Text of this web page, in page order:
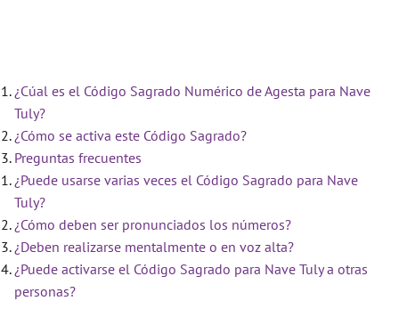
¿Cúal es el Código Sagrado Numérico de Agesta para Nave
Tuly?
¿Cómo se activa este Código Sagrado?
Preguntas frecuentes
¿Puede usarse varias veces el Código Sagrado para Nave
Tuly?
¿Cómo deben ser pronunciados los números?
¿Deben realizarse mentalmente o en voz alta?
¿Puede activarse el Código Sagrado para Nave Tuly a otras
personas?